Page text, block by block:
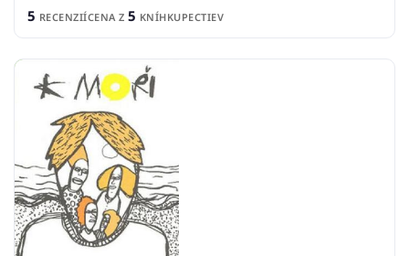
5 RECENZIÍCENA Z 5 KNÍHKUPECTIEV